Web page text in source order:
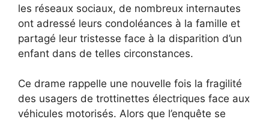
les réseaux sociaux, de nombreux internautes
ont adressé leurs condoléances à la famille et
partagé leur tristesse face à la disparition d’un
enfant dans de telles circonstances.
Ce drame rappelle une nouvelle fois la fragilité
des usagers de trottinettes électriques face aux
véhicules motorisés. Alors que l’enquête se